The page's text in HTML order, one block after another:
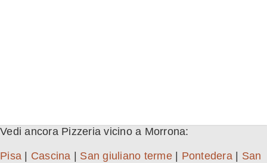
Vedi ancora Pizzeria vicino a Morrona:
Pisa Cascina San giuliano terme| Pontedera| San